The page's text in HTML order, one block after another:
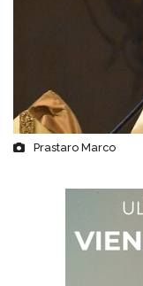
Prastaro Marco